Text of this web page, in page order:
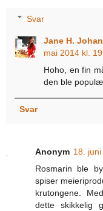
Svar
Jane H.
mai 2014 kl.
Hoho, en fin
den ble
Svar
Anonym 18.
Rosmarin ble
spiser
krutongene.
dette skikkelig